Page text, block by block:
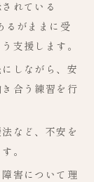
れている
るがままに受
支援します。
しながら、安
合う練習を行
など、不安を
。
害について理